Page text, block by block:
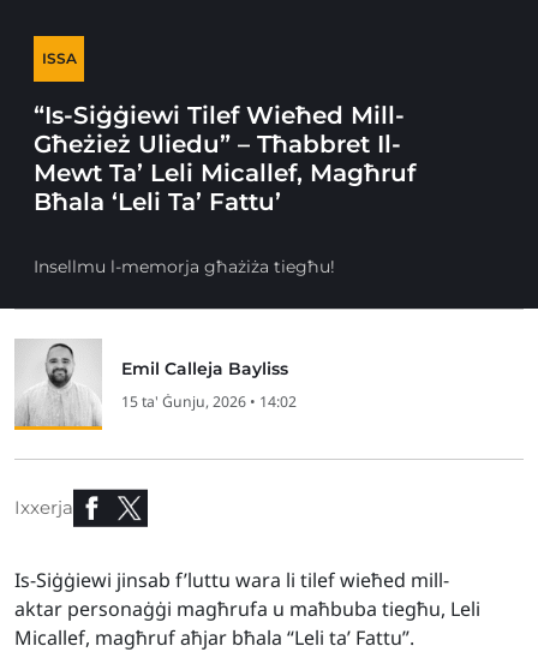
ISSA
“Is-Siġġiewi Tilef Wieħed Mill-
Għeżież Uliedu” – Tħabbret Il-
Mewt Ta’ Leli Micallef, Magħruf
Bħala ‘Leli Ta’ Fattu’
Insellmu l-memorja għażiża tiegħu!
Emil Calleja Bayliss
15 ta' Ġunju, 2026 • 14:02
Ixxerja
Is-Siġġiewi jinsab f’luttu wara li tilef wieħed mill-
aktar personaġġi magħrufa u maħbuba tiegħu, Leli
Micallef, magħruf aħjar bħala “Leli ta’ Fattu”.